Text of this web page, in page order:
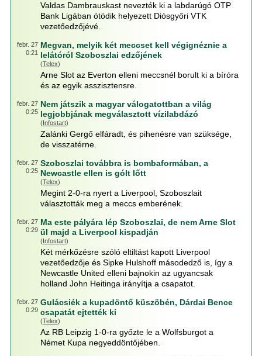
Valdas Dambrauskast nevezték ki a labdarúgó OTP
Bank Ligában ötödik helyezett Diósgyőri VTK
vezetőedzőjévé.
febr. 27
0:21
Megvan, melyik két meccset kell végignéznie a
lelátóról Szoboszlai edzőjének
(Telex)
Arne Slot az Everton elleni meccsnél borult ki a bíróra
és az egyik asszisztensre.
febr. 27
0:25
Nem játszik a magyar válogatottban a világ
legjobbjának megválasztott vízilabdázó
(Infostart)
Zalánki Gergő elfáradt, és pihenésre van szüksége,
de visszatérne.
febr. 27
0:25
Szoboszlai továbbra is bombaformában, a
Newcastle ellen is gólt lőtt
(Telex)
Megint 2-0-ra nyert a Liverpool, Szoboszlait
választották meg a meccs emberének.
febr. 27
0:29
Ma este pályára lép Szoboszlai, de nem Arne Slot
ül majd a Liverpool kispadján
(Infostart)
Két mérkőzésre szóló eltiltást kapott Liverpool
vezetőedzője és Sipke Hulshoff másodedző is, így a
Newcastle United elleni bajnokin az ugyancsak
holland John Heitinga irányítja a csapatot.
febr. 27
0:29
Gulácsiék a kupadöntő küszöbén, Dárdai Bence
csapatát ejtették ki
(Telex)
Az RB Leipzig 1-0-ra győzte le a Wolfsburgot a
Német Kupa negyeddöntőjében.